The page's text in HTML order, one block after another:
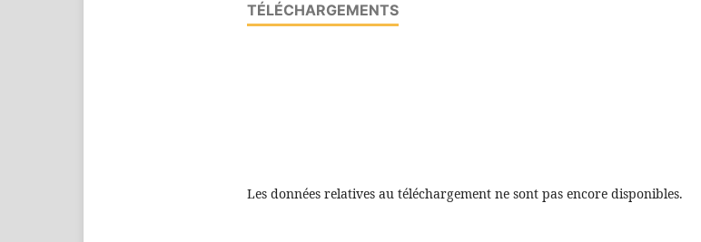
TÉLÉCHARGEMENTS
Les données relatives au téléchargement ne sont pas encore disponibles.